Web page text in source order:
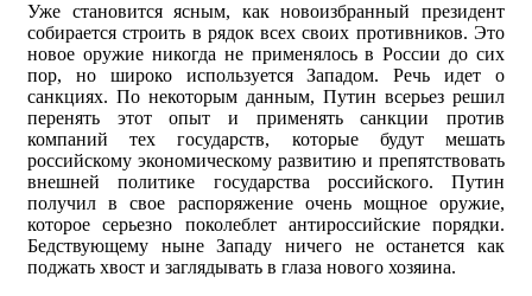
Уже становится ясным, как новоизбранный президент
собирается строить в рядок всех своих противников. Это
новое оружие никогда не применялось в России до сих
пор, но широко используется Западом. Речь идет о
санкциях. По некоторым данным, Путин всерьез решил
перенять этот опыт и применять санкции против
компаний тех государств, которые будут мешать
российскому экономическому развитию и препятствовать
внешней политике государства российского. Путин
получил в свое распоряжение очень мощное оружие,
которое серьезно поколеблет антироссийские порядки.
Бедствующему ныне Западу ничего не останется как
поджать хвост и заглядывать в глаза нового хозяина.